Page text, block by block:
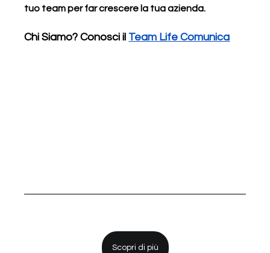
tuo team per far crescere la tua azienda.
Chi Siamo? Conosci il Team Life Comunica
Scopri di più